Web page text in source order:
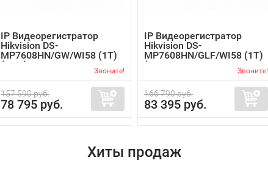
IP Видеорегистратор
Hikvision DS-
MP7608HN/GW/WI58 (1T)
(M12)
Звоните!
157 590 руб.
78 795 руб.
IP Видеорегистратор
Hikvision DS-
MP7608HN/GLF/WI58 (1T)
(...
Звоните!
166 790 руб.
83 395 руб.
Хиты продаж